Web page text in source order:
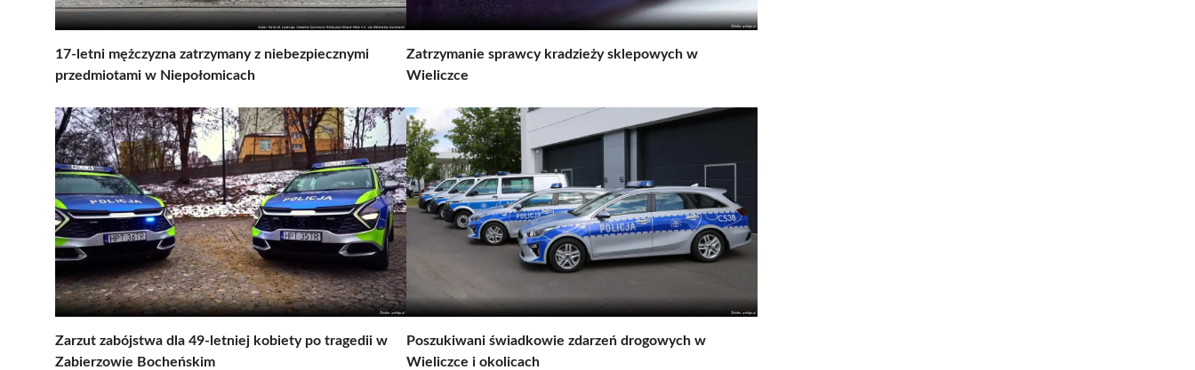
17-letni mężczyzna zatrzymany z niebezpiecznymi
przedmiotami w Niepołomicach
Zatrzymanie sprawcy kradzieży sklepowych w
Wieliczce
Zarzut zabójstwa dla 49-letniej kobiety po tragedii w
Zabierzowie Bocheńskim
Poszukiwani świadkowie zdarzeń drogowych w
Wieliczce i okolicach